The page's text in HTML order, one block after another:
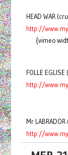
HEAD WAR
http://
{vimeo
FOLLE
http://
Mr
http://